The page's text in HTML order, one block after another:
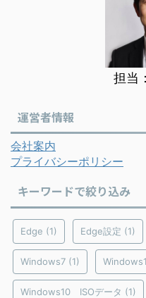
担当
運営者情報
会社案内
プライバシーポリシー
キーワードで絞り込み
Edge (1) Edge設定 (1)
Windows7 (1)
Windows10 ISOデータ (1)